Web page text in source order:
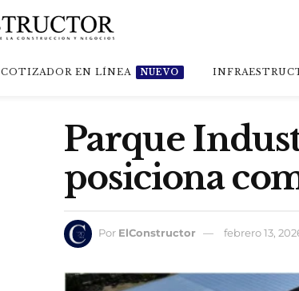
COTIZADOR EN LÍNEA NUEVO
Parque
posiciona
Por ElConstructor febrero 13,